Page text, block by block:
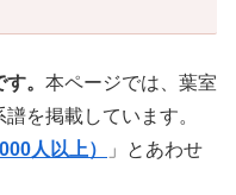
。 本ページでは、葉室
を掲載しています。
人以上）
」とあわせ